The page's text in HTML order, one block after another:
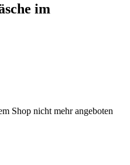
im
Shop nicht mehr angeboten